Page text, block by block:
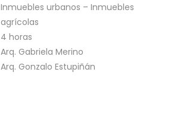
Inmuebles urbanos – Inmuebles
agrícolas
4 horas
Arq. Gabriela Merino
Arq. Gonzalo Estupiñán